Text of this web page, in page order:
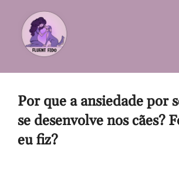
content
Por que a ansiedade por
se desenvolve nos cães?
eu fiz?